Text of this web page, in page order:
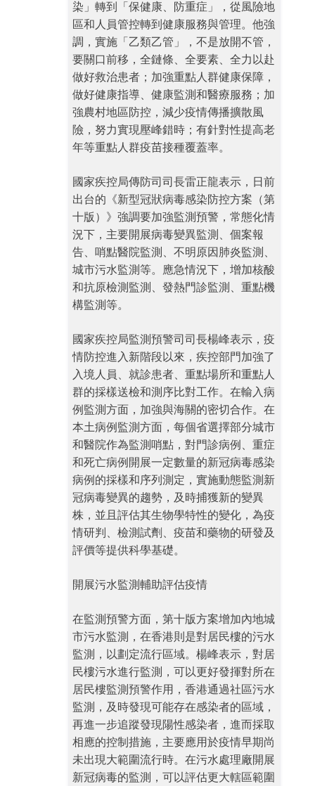
染」轉到「保健康、防重症」，從風險地
區和人員管控轉到健康服務與管理。他強
調，實施「乙類乙管」，不是放開不管，
要關口前移，全鏈條、全要素、全力以赴
做好救治患者；加強重點人群健康保障，
做好健康指導、健康監測和醫療服務；加
強農村地區防控，減少疫情傳播擴散風
險，努力實現壓峰錯時；有針對性提高老
年等重點人群疫苗接種覆蓋率。
國家疾控局傳防司司長雷正龍表示，日前
出台的《新型冠狀病毒感染防控方案（第
十版）》強調要加強監測預警，常態化情
況下，主要開展病毒變異監測、個案報
告、哨點醫院監測、不明原因肺炎監測、
城市污水監測等。應急情況下，增加核酸
和抗原檢測監測、發熱門診監測、重點機
構監測等。
國家疾控局監測預警司司長楊峰表示，疫
情防控進入新階段以來，疾控部門加強了
入境人員、就診患者、重點場所和重點人
群的採樣送檢和測序比對工作。在輸入病
例監測方面，加強與海關的密切合作。在
本土病例監測方面，每個省選擇部分城市
和醫院作為監測哨點，對門診病例、重症
和死亡病例開展一定數量的新冠病毒感染
病例的採樣和序列測定，實施動態監測新
冠病毒變異的趨勢，及時捕獲新的變異
株，並且評估其生物學特性的變化，為疫
情研判、檢測試劑、疫苗和藥物的研發及
評價等提供科學基礎。
開展污水監測輔助評估疫情
在監測預警方面，第十版方案增加內地城
市污水監測，在香港則是對居民樓的污水
監測，以劃定流行區域。楊峰表示，對居
民樓污水進行監測，可以更好發揮對所在
居民樓監測預警作用，香港通過社區污水
監測，及時發現可能存在感染者的區域，
再進一步追蹤發現陽性感染者，進而採取
相應的控制措施，主要應用於疫情早期尚
未出現大範圍流行時。在污水處理廠開展
新冠病毒的監測，可以評估更大轄區範圍